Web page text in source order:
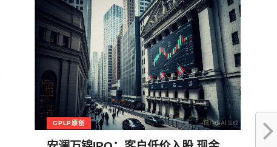
GPLP原创